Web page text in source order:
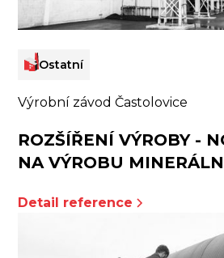
Ostatní
Výrobní závod Častolovice
ROZŠÍŘENÍ VÝROBY -
NA VÝROBU
Detail reference